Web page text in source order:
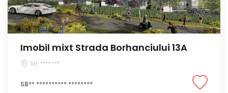
Imobil mixt Strada Borhanciului 13A
Str. **** ***
SB** ********** ********